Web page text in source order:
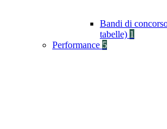
Bandi di
tabelle) 1
Performance 5